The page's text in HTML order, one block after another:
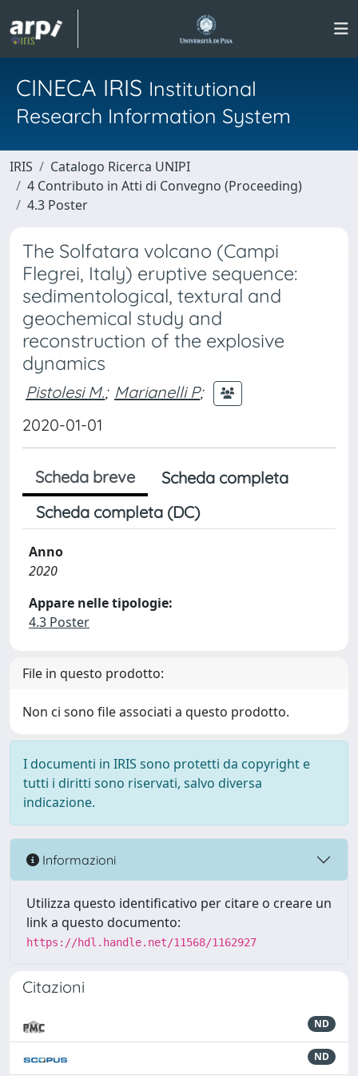
CINECA IRIS Institutional
Research Information System
IRIS
Catalogo Ricerca UNIPI
4 Contributo in Atti di Convegno (Proceeding)
4.3 Poster
The Solfatara volcano (Campi
Flegrei, Italy) eruptive sequence:
sedimentological, textural and
geochemical study and
reconstruction of the explosive
dynamics
Pistolesi M.; Marianelli P;
2020-01-01
Scheda breve
Scheda completa
Scheda completa (DC)
Anno
2020
Appare nelle tipologie:
4.3 Poster
File in questo prodotto:
Non ci sono file associati a questo prodotto.
I documenti in IRIS sono protetti da copyright e
tutti i diritti sono riservati, salvo diversa
indicazione.
Informazioni
Utilizza questo identificativo per citare o creare un
link a questo documento:
https://hdl.handle.net/11568/1162927
Citazioni
ND
ND